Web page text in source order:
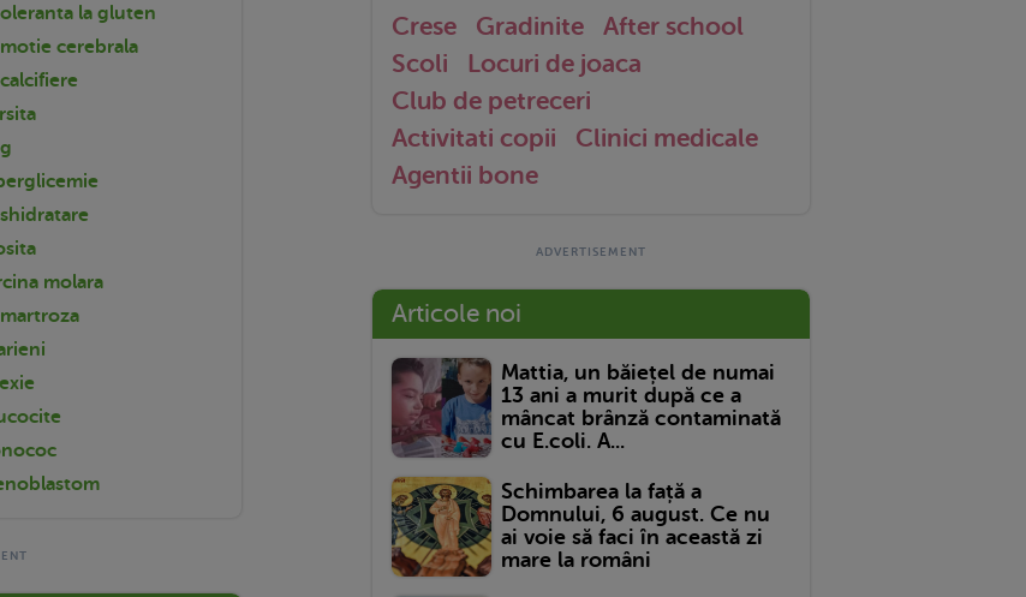
la gluten
cerebrala
molara
Crese Gradinite
After school
Scoli
Locuri de joaca
Club de petreceri
Activitati copii
Clinici medicale
Agentii bone
Articole noi
Mattia, un băiețel de numai
13 ani a murit după ce a
mâncat brânză contaminată
cu E.coli. A...
Schimbarea la față a
Domnului, 6 august. Ce nu
ai voie să faci în această zi
mare la români